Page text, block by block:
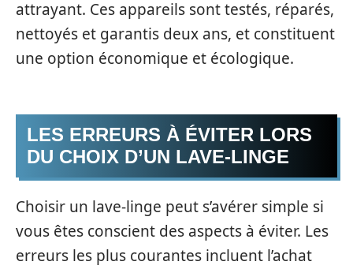
attrayant. Ces appareils sont testés, réparés,
nettoyés et garantis deux ans, et constituent
une option économique et écologique.
LES ERREURS À ÉVITER LORS
DU CHOIX D’UN LAVE-LINGE
Choisir un lave-linge peut s’avérer simple si
vous êtes conscient des aspects à éviter. Les
erreurs les plus courantes incluent l’achat